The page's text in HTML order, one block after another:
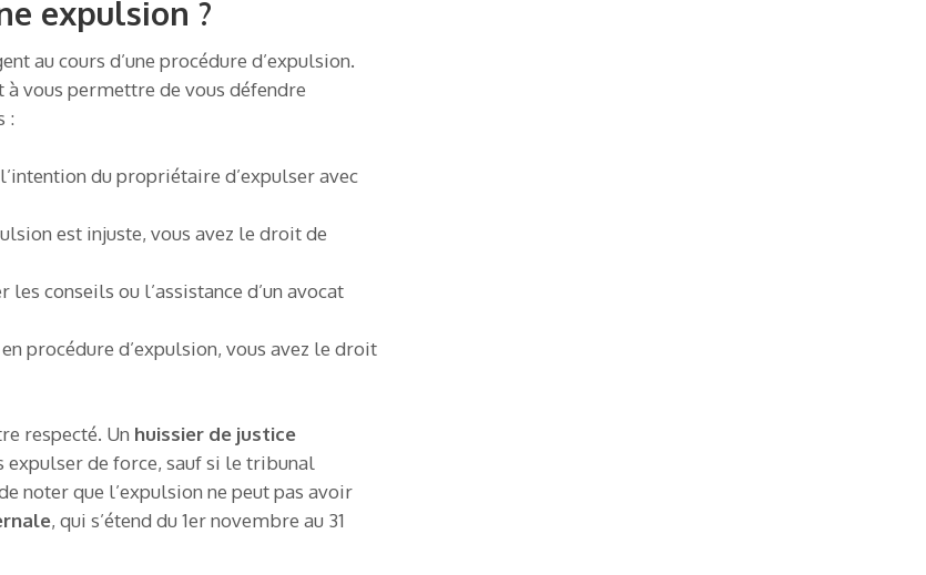
expulsion ?
au cours d’une procédure d’expulsion.
vous permettre de vous défendre
:
du propriétaire d’expulser avec
est injuste, vous avez le droit de
les conseils ou l’assistance d’un avocat
procédure d’expulsion, vous avez le droit
respecté. Un huissier de justice
expulser de force, sauf si le tribunal
noter que l’expulsion ne peut pas avoir
, qui s’étend du 1er novembre au 31